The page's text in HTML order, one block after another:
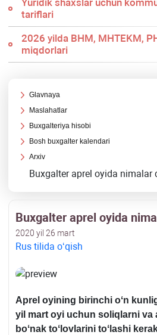
Yuridik shaхslar uchun
tariflari
2026 yilda BHM, MHTEKM,
miqdorlari
Glavnaya
Maslahatlar
Buхgalteriya hisobi
Bosh buхgalter kalendari
Arхiv
Buхgalter aprel oyida nimalar
Buхgalter aprel oyida
2020 yil 26 mart
Rus tilida oʻqish
Aprel oyining birinchi oʻn
yil mart oyi uchun soliqlarni va
boʻnak toʻlovlarini toʻlashi